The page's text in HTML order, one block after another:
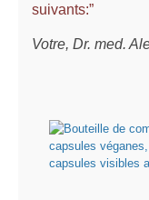
suivants:”
Votre, Dr. med.